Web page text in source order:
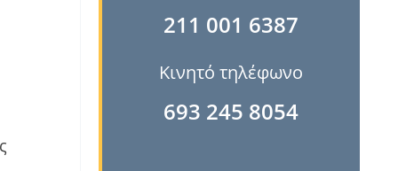
211 001 6387
Κινητό τηλέφωνο
693 245 8054